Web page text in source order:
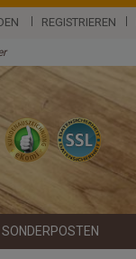
REGISTRIEREN
SONDERPOSTEN